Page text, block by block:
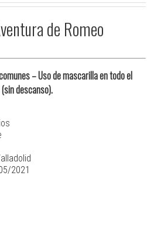
de Romeo
– Uso de mascarilla en todo el
descanso).
2021